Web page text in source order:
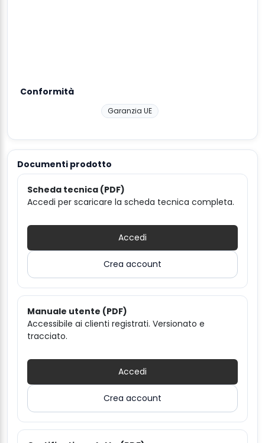
Conformità
Garanzia UE
Documenti prodotto
Scheda tecnica (PDF)
Accedi per scaricare la scheda tecnica completa.
Accedi
Crea account
Manuale utente (PDF)
Accessibile ai clienti registrati. Versionato e
tracciato.
Accedi
Crea account